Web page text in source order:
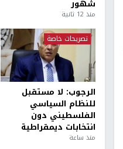
شهور
منذ 12 ثانية
تصريحات خاصة
الرجوب: لا مستقبل
للنظام السياسي
الفلسطيني دون
انتخابات ديمقراطية
منذ ساعة